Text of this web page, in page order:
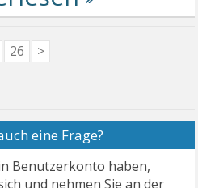
26 >
eine Frage?
Benutzerkonto haben,
und nehmen Sie an der